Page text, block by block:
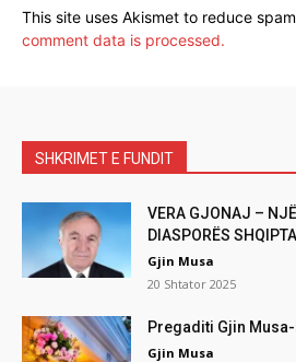
This site uses Akismet to reduce
comment data is processed.
SHKRIMET E FUNDIT
VERA GJONAJ – NJË
DIASPORËS
Gjin Musa
20 Shtator 2025
Pregaditi Gjin
Gjin Musa